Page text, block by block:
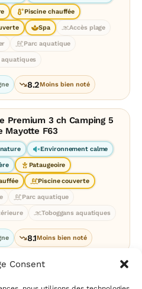
Consent
Piscine chauffée
Spa Accès plage
Parc aquatique
aquatiques
8.2Moins bien noté
Premium 3 ch Camping 5
Mayotte F63
Environnement calme
Pataugeoire
Piscine couverte
Parc aquatique
Toboggans aquatiques
8.1Moins bien noté